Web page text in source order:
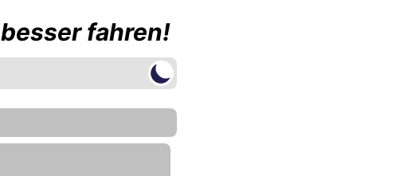
besser fahren!